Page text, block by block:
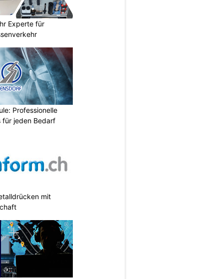
Experte für
Professionelle
für jeden Bedarf
mit